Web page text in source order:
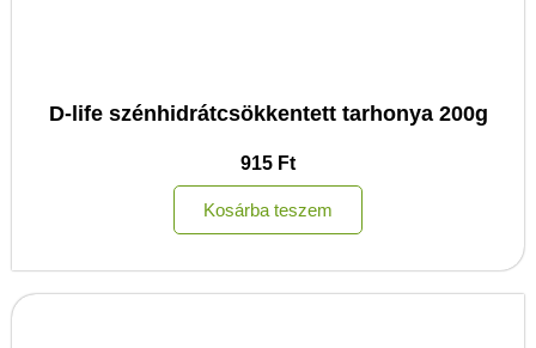
D-life szénhidrátcsökkentett tarhonya 200g
915 Ft
Kosárba teszem